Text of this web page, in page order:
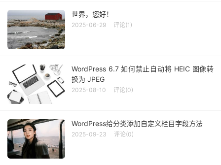
世界，您好！
2025-06-29 评论(1)
WordPress 6.7 如何禁止自动将 HEIC 图像转
换为 JPEG
2025-08-10 评论(0)
WordPress给分类添加自定义栏目字段方法
2025-09-23 评论(0)